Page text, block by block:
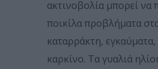
ακτινοβολία μπορεί να
ποικίλα προβλήματα
καταρράκτη,
καρκίνο. Τα γυαλιά